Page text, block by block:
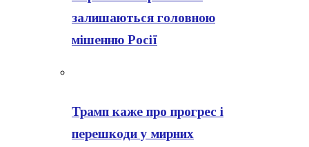
залишаються головною
мішенню Росії
Трамп каже про прогрес і
перешкоди у мирних